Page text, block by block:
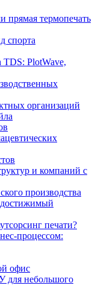
прямая термопечать
спорта
PlotWave,
организаций
и компаний с
производства
печати?
процессом:
офис
для небольшого